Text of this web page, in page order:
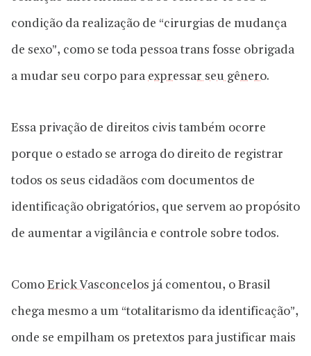
condição da realização de “cirurgias de mudança
de sexo”, como se toda pessoa trans fosse obrigada
a mudar seu corpo para expressar seu gênero.
Essa privação de direitos civis também ocorre
porque o estado se arroga do direito de registrar
todos os seus cidadãos com documentos de
identificação obrigatórios, que servem ao propósito
de aumentar a vigilância e controle sobre todos.
Como Erick Vasconcelos já comentou, o Brasil
chega mesmo a um “totalitarismo da identificação”,
onde se empilham os pretextos para justificar mais